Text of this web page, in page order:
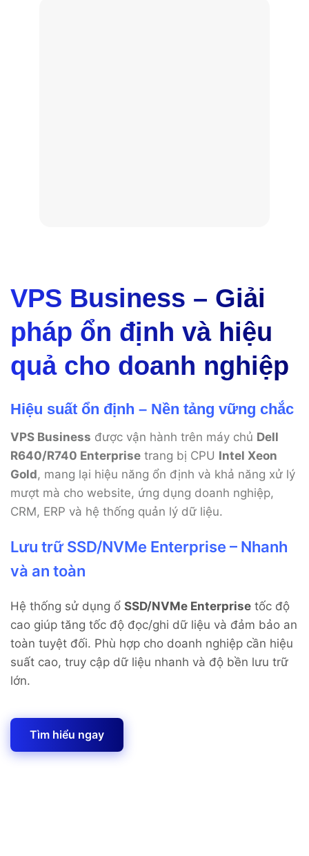
VPS Business – Giải
pháp ổn định và hiệu
quả cho doanh nghiệp
Hiệu suất ổn định – Nền tảng vững chắc
VPS Business được vận hành trên máy chủ Dell
R640/R740 Enterprise trang bị CPU Intel Xeon
Gold, mang lại hiệu năng ổn định và khả năng xử lý
mượt mà cho website, ứng dụng doanh nghiệp,
CRM, ERP và hệ thống quản lý dữ liệu.
Lưu trữ SSD/NVMe Enterprise – Nhanh
và an toàn
Hệ thống sử dụng ổ SSD/NVMe Enterprise tốc độ
cao giúp tăng tốc độ đọc/ghi dữ liệu và đảm bảo an
toàn tuyệt đối. Phù hợp cho doanh nghiệp cần hiệu
suất cao, truy cập dữ liệu nhanh và độ bền lưu trữ
lớn.
Tìm hiểu ngay